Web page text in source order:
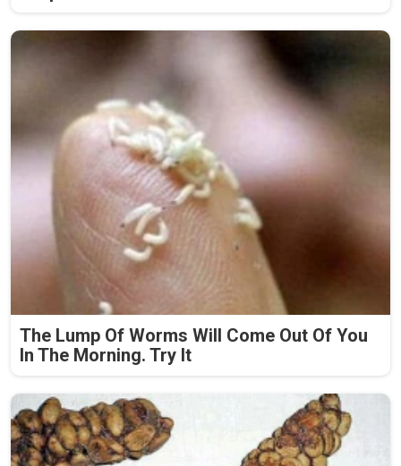
The Lump Of Worms Will Come Out Of You
In The Morning. Try It